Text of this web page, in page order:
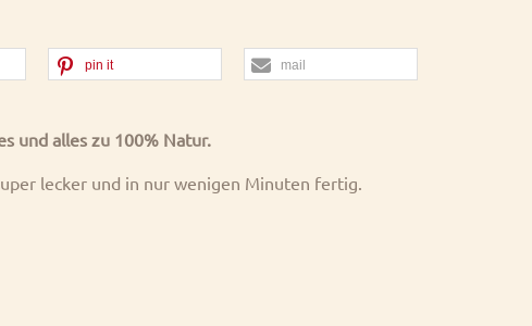
pin it mail
und alles zu 100% Natur.
lecker und in nur wenigen Minuten fertig.